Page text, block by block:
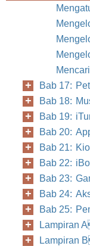
Bab 17:
Bab 18:
Bab 19:
Bab 20:
Bab 21:
Bab 22:
Bab 23:
Bab 24:
Bab 25:
Lampiran
Lampiran